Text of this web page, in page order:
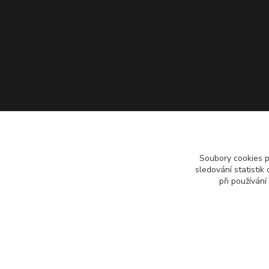
Soubory cookies
sledování statistik
při